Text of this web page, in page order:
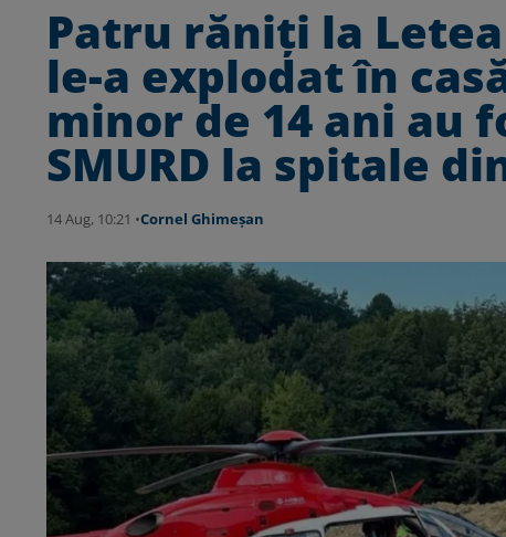
Patru răniți la
le-a explodat în
minor de 14 ani au
SMURD la spitale
14 Aug, 10:21 •Cornel Ghimeșan